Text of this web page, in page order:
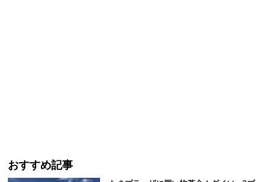
おすすめ記事